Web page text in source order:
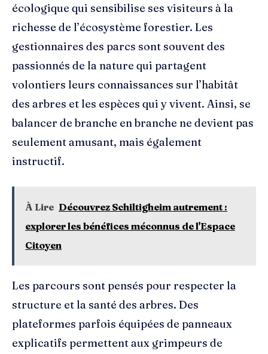
écologique qui sensibilise ses visiteurs à la
richesse de l’écosystème forestier. Les
gestionnaires des parcs sont souvent des
passionnés de la nature qui partagent
volontiers leurs connaissances sur l’habitât
des arbres et les espèces qui y vivent. Ainsi, se
balancer de branche en branche ne devient pas
seulement amusant, mais également
instructif.
À Lire Découvrez Schiltigheim autrement :
explorer les bénéfices méconnus de l'Espace
Citoyen
Les parcours sont pensés pour respecter la
structure et la santé des arbres. Des
plateformes parfois équipées de panneaux
explicatifs permettent aux grimpeurs de